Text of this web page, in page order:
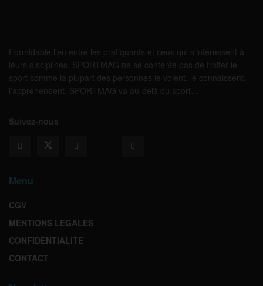
Formidable lien entre les pratiquants et ceux qui s’intéressent à
leurs disciplines, SPORTMAG ne se contente pas de traiter le
sport comme la plupart des personnes le voient, le connaissent,
l’appréhendent. SPORTMAG va au-delà du sport…
Suivez-nous
Menu
CGV
MENTIONS LEGALES
CONFIDENTIALITE
CONTACT